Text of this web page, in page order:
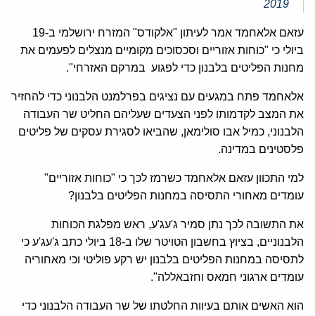
2019
עזאם אלאחמד אמר לעיתון "אלקודס" המזרח ירושלמי ב-19
ביולי כי "כוחות אזוריים וסכסוכים מקומיים מנצלים לפעמים את
מחנות הפליטים בלבנון כדי לפגוע במרקם האזרחי".
אלאחמד פתח במגעים עם נציגים בפרלמנט הלבנוני כדי להחזיר
את המצב לקדמותו לפני הצעדים שעליהם החליט שר העבודה
הלבנוני, כמיל אבו סולימאן, שהביאו לסגירת עסקים של פליטים
פלסטינים במדינה.
למי התכוון עזאם אלאחמד כשרמז לכך כי "כוחות אזוריים"
עומדים מאחורי התסיסה במחנות הפליטים בלבנון?
את התשובה לכך נתן סמיר ג'עג'ע, ראש מפלגת הכוחות
הלבנוניים, בציוץ בחשבון הטויטר שלו ב-18 ביולי כתב ג'עג'ע כי
לתסיסה במחנות הפליטים בלבנון יש רקע פוליטי וכי מאחוריה
עומדים ארגוני חמאס וחזבאללה".
הוא האשים אותם בעיוות החלטתו של שר העבודה הלבנוני כדי